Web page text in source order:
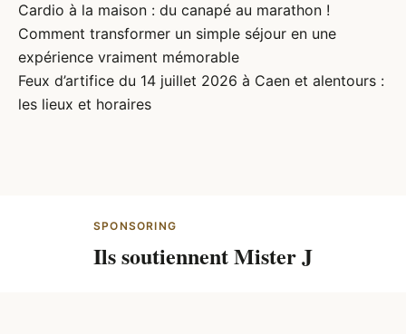
Cardio à la maison : du canapé au marathon !
Comment transformer un simple séjour en une
expérience vraiment mémorable
Feux d’artifice du 14 juillet 2026 à Caen et alentours :
les lieux et horaires
SPONSORING
Ils soutiennent Mister J